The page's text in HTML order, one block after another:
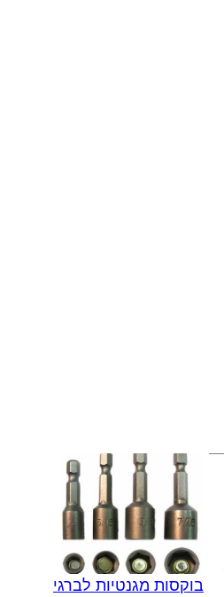
בוקסות מגנטיות לברגי